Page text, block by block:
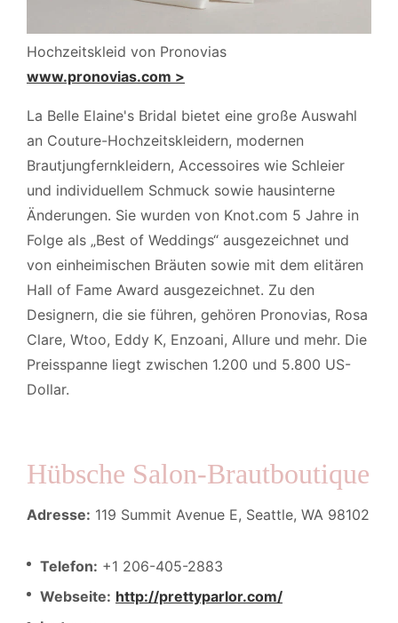
Hochzeitskleid von Pronovias
www.pronovias.com >
La Belle Elaine's Bridal bietet eine große Auswahl
an Couture-Hochzeitskleidern, modernen
Brautjungfernkleidern, Accessoires wie Schleier
und individuellem Schmuck sowie hausinterne
Änderungen. Sie wurden von Knot.com 5 Jahre in
Folge als „Best of Weddings“ ausgezeichnet und
von einheimischen Bräuten sowie mit dem elitären
Hall of Fame Award ausgezeichnet. Zu den
Designern, die sie führen, gehören Pronovias, Rosa
Clare, Wtoo, Eddy K, Enzoani, Allure und mehr. Die
Preisspanne liegt zwischen 1.200 und 5.800 US-
Dollar.
Hübsche Salon-Brautboutique
Adresse: 119 Summit Avenue E, Seattle, WA 98102
Telefon: +1 206-405-2883
Webseite: http://prettyparlor.com/